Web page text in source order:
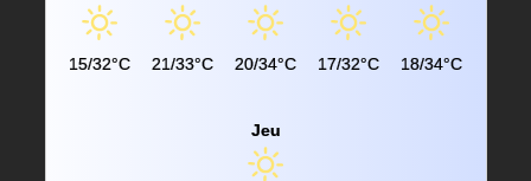
15/32°C 21/33°C 20/34°C 17/32°C 18/34°C
Jeu